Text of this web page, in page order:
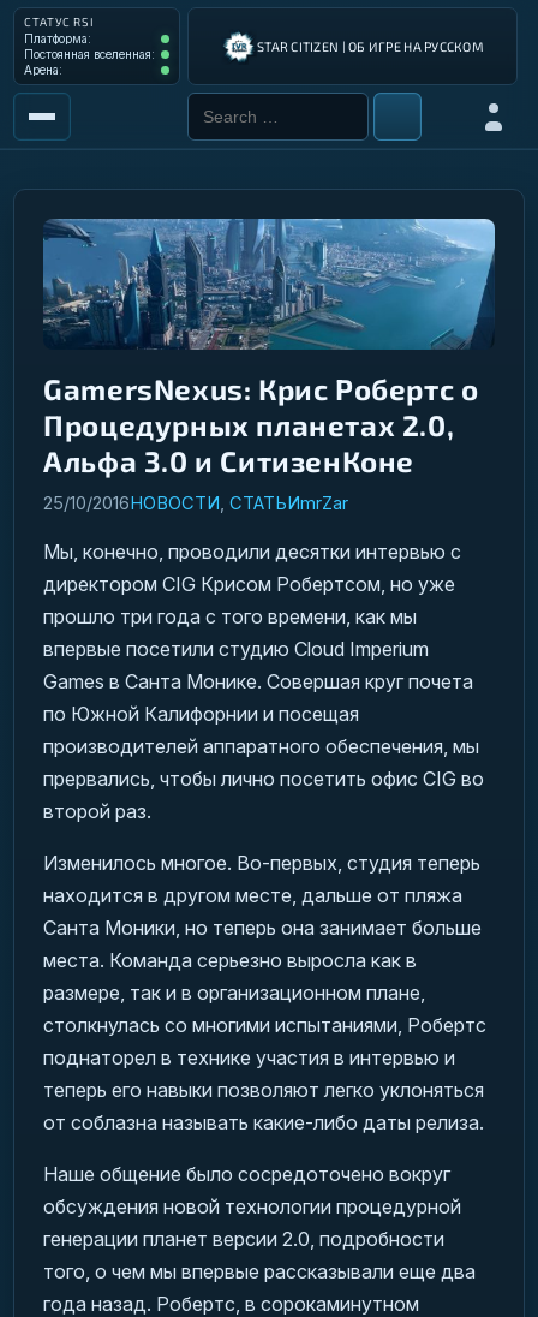
СТАТУС RSI
Платформа:
Платформа: Operational
Постоянная вселенная:
Постоянная вселенная: Operational
Арена:
Арена: Operational
STAR CITIZEN | ОБ ИГРЕ НА РУССКОМ
Search for:
Войти
ИНСТРУМЕНТЫ
РАЗРАБОТКА ИГРЫ
ИНСТРУКЦИИ ПИЛОТА
GamersNexus: Крис Робертс о
Процедурных планетах 2.0,
Альфа 3.0 и СитизенКоне
25/10/2016НОВОСТИ,СТАТЬИmrZar
Мы, конечно, проводили десятки интервью с
директором CIG Крисом Робертсом, но уже
прошло три года с того времени, как мы
впервые посетили студию Cloud Imperium
Games в Санта Монике. Совершая круг почета
по Южной Калифорнии и посещая
производителей аппаратного обеспечения, мы
прервались, чтобы лично посетить офис CIG во
второй раз.
Изменилось многое. Во-первых, студия теперь
находится в другом месте, дальше от пляжа
Санта Моники, но теперь она занимает больше
места. Команда серьезно выросла как в
размере, так и в организационном плане,
столкнулась со многими испытаниями, Робертс
поднаторел в технике участия в интервью и
теперь его навыки позволяют легко уклоняться
от соблазна называть какие-либо даты релиза.
Наше общение было сосредоточено вокруг
обсуждения новой технологии процедурной
генерации планет версии 2.0, подробности
того, о чем мы впервые рассказывали еще два
года назад. Робертс, в сорокаминутном